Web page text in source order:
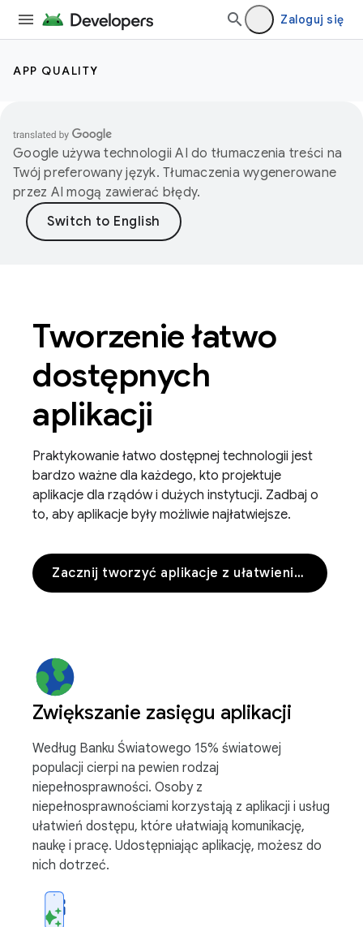
Zaloguj się
APP QUALITY
Google używa technologii AI do tłumaczenia treści na
Twój preferowany język. Tłumaczenia wygenerowane
przez AI mogą zawierać błędy.
Tworzenie łatwo
dostępnych
aplikacji
Praktykowanie łatwo dostępnej technologii jest
bardzo ważne dla każdego, kto projektuje
aplikacje dla rządów i dużych instytucji. Zadbaj o
to, aby aplikacje były możliwie najłatwiejsze.
Zacznij tworzyć aplikacje z ułatwieniami dostępu
Zwiększanie zasięgu aplikacji
Według Banku Światowego 15% światowej
populacji cierpi na pewien rodzaj
niepełnosprawności. Osoby z
niepełnosprawnościami korzystają z aplikacji i usług
ułatwień dostępu, które ułatwiają komunikację,
naukę i pracę. Udostępniając aplikację, możesz do
nich dotrzeć.